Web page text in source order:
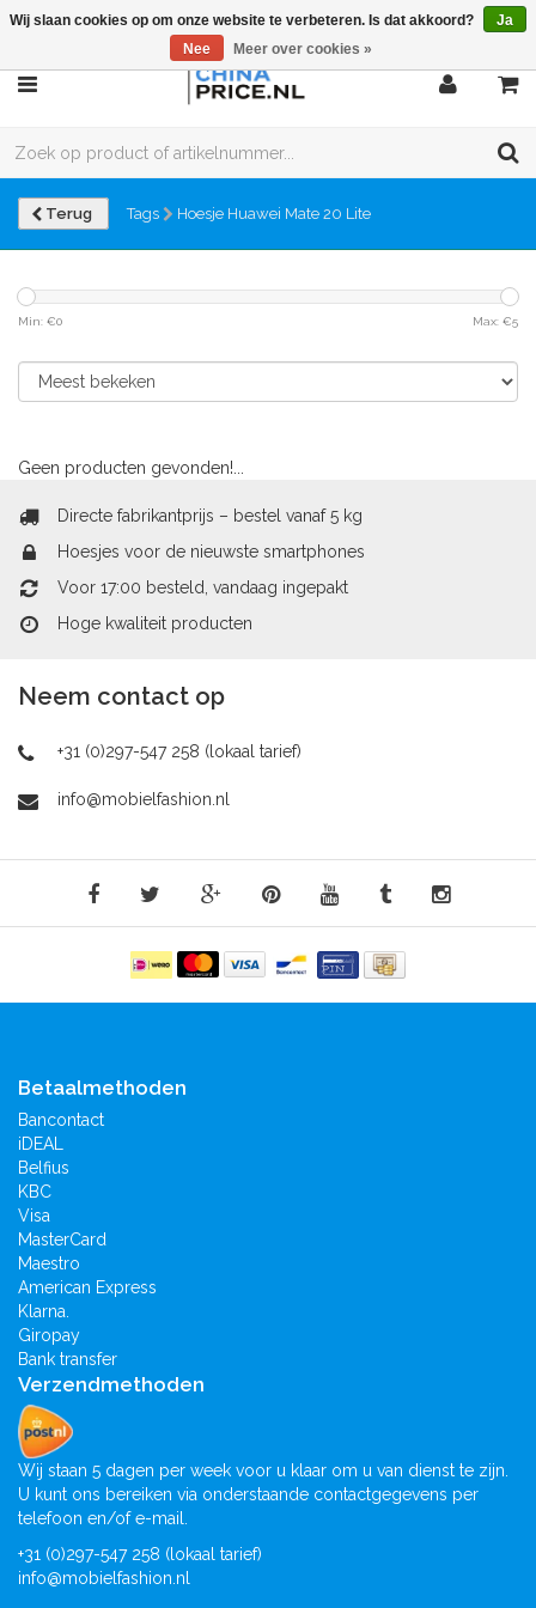
Terug Tags Hoesje Huawei Mate 20 Lite
Min: €0 Max: €5
Geen producten gevonden!...
Directe fabrikantprijs – bestel vanaf 5 kg
Hoesjes voor de nieuwste smartphones
Voor 17:00 besteld, vandaag ingepakt
Hoge kwaliteit producten
Neem contact op
+31 (0)297-547 258 (lokaal tarief)
info@mobielfashion.nl
Betaalmethoden
Bancontact
iDEAL
Belfius
KBC
Visa
MasterCard
Maestro
American Express
Klarna.
Giropay
Bank transfer
Verzendmethoden
Wij staan 5 dagen per week voor u klaar om u van dienst te zijn.
U kunt ons bereiken via onderstaande contactgegevens per
telefoon en/of e-mail.
+31 (0)297-547 258 (lokaal tarief)
info@mobielfashion.nl
Wij slaan cookies op om onze website te verbeteren. Is dat akkoord?
Ja
Nee
Meer over cookies »